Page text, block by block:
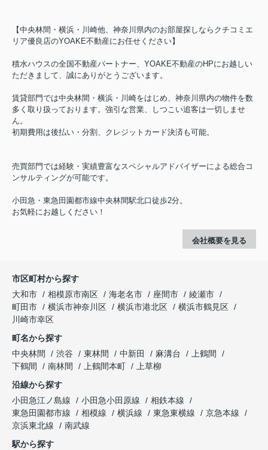
【中央林間・横浜・川崎他、神奈川県内のお部屋探しならクチコミエ
リア優良店のYOAKE不動産にお任せください】
積水ハウスの全国不動産パートナー、YOAKE不動産のHPにお越しい
ただきまして、誠にありがとうございます。
賃貸部門では中央林間・横浜・川崎をはじめ、神奈川県内の物件を数
多く取り扱っております。強引な営業、しつこい追客は一切しませ
ん。
初期費用は後払い・分割、クレジットカード決済も可能。
売買部門では経験・実績豊富なスペシャルアドバイザーによる総合コ
ンサルティングが可能です。
小田急・東急田園都市線中央林間駅北口徒歩2分。
お気軽にお越しください！
会社概要を見る
市区町村から探す
大和市
相模原市南区 海老名市 座間市
綾瀬市
町田市
横浜市神奈川区 横浜市港北区
横浜市鶴見区
川崎市幸区
町名から探す
中央林間
渋谷 東林間 中新田 麻溝台
上鶴間
下鶴間
南林間 上鶴間本町
上草柳
沿線から探す
小田急江ノ島線
小田急小田原線
相鉄本線
東急田園都市線
相模線 横浜線 東急東横線
京急本線
京浜東北線
南武線
駅から探す